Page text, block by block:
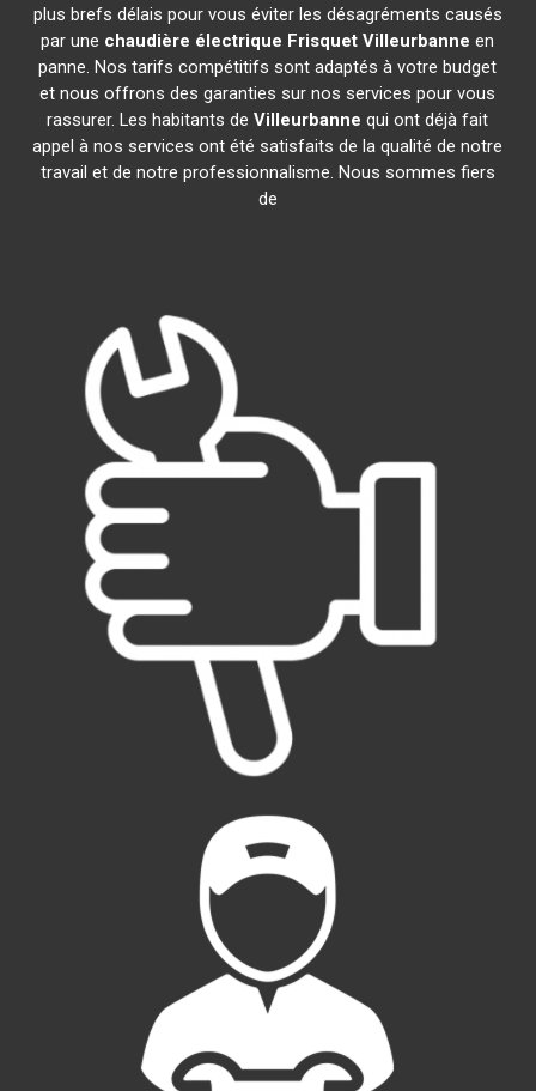
plus brefs délais pour vous éviter les désagréments causés
par une chaudière électrique Frisquet Villeurbanne en
panne. Nos tarifs compétitifs sont adaptés à votre budget
et nous offrons des garanties sur nos services pour vous
rassurer. Les habitants deVilleurbanne qui ont déjà fait
appel à nos services ont été satisfaits de la qualité de notre
travail et de notre professionnalisme. Nous sommes fiers
de